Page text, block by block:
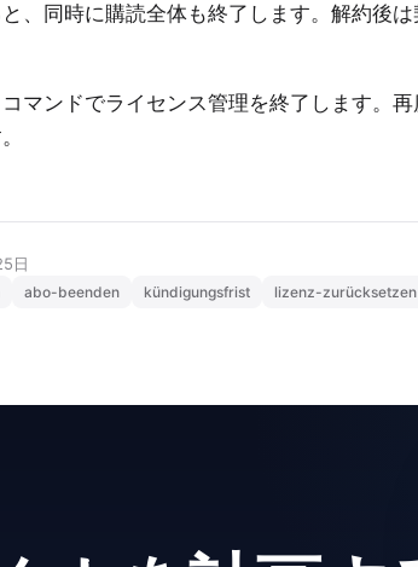
、同時に購読全体も終了します。解約後
コマンドでライセンス管理を終了します。
日
abo-beenden kündigungsfrist lizenz-zurücksetzen